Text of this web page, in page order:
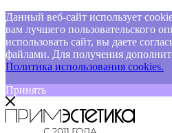
Данный веб-сайт использует
вам лучшего пользовательского
использовать сайт, вы даете
файлами. Для получения
Политика использования cookies.
Принять